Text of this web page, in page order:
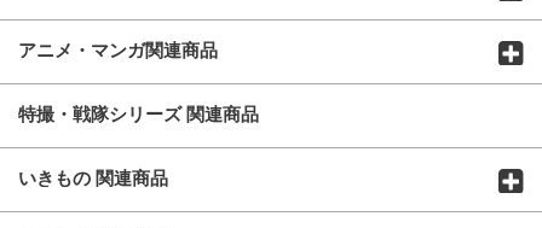
アニメ・マンガ関連商品
特撮・戦隊シリーズ 関連商品
いきもの 関連商品